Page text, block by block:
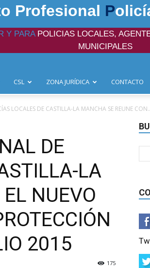
Profesional P
Y PARAPOLICIAS LOCALES,
MUNICIPALES
CSL ZONA JURÍDICA CONTACTO
LOCALES DE CASTILLA-LA MANCHA SE REUNE
DE
LA
NUEVO
2015
175